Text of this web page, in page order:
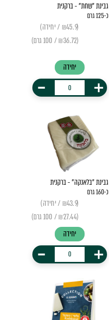
גבינת "שחת" - ברקנית
כ-125 גרם
(₪45.9 / יחידה)
(₪36.72 / 100 גרם)
יחידה
+
-
גבינת "בלאנקה" - ברקנית
כ-160 גרם
(₪43.9 / יחידה)
(₪27.44 / 100 גרם)
יחידה
+
-